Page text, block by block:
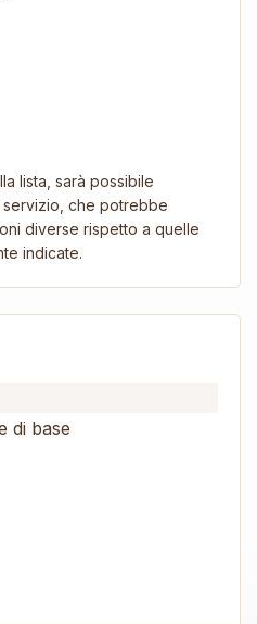
lista, sarà possibile
che potrebbe
diverse rispetto a quelle
indicate.
di base